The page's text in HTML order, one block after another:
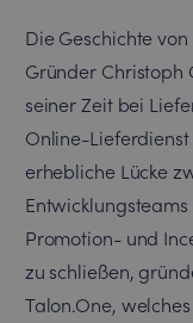
Die Geschichte
Gründer
seiner Zeit bei
Online-
erhebliche Lücke
Promotion- und
zu schließen,
Talon.One,